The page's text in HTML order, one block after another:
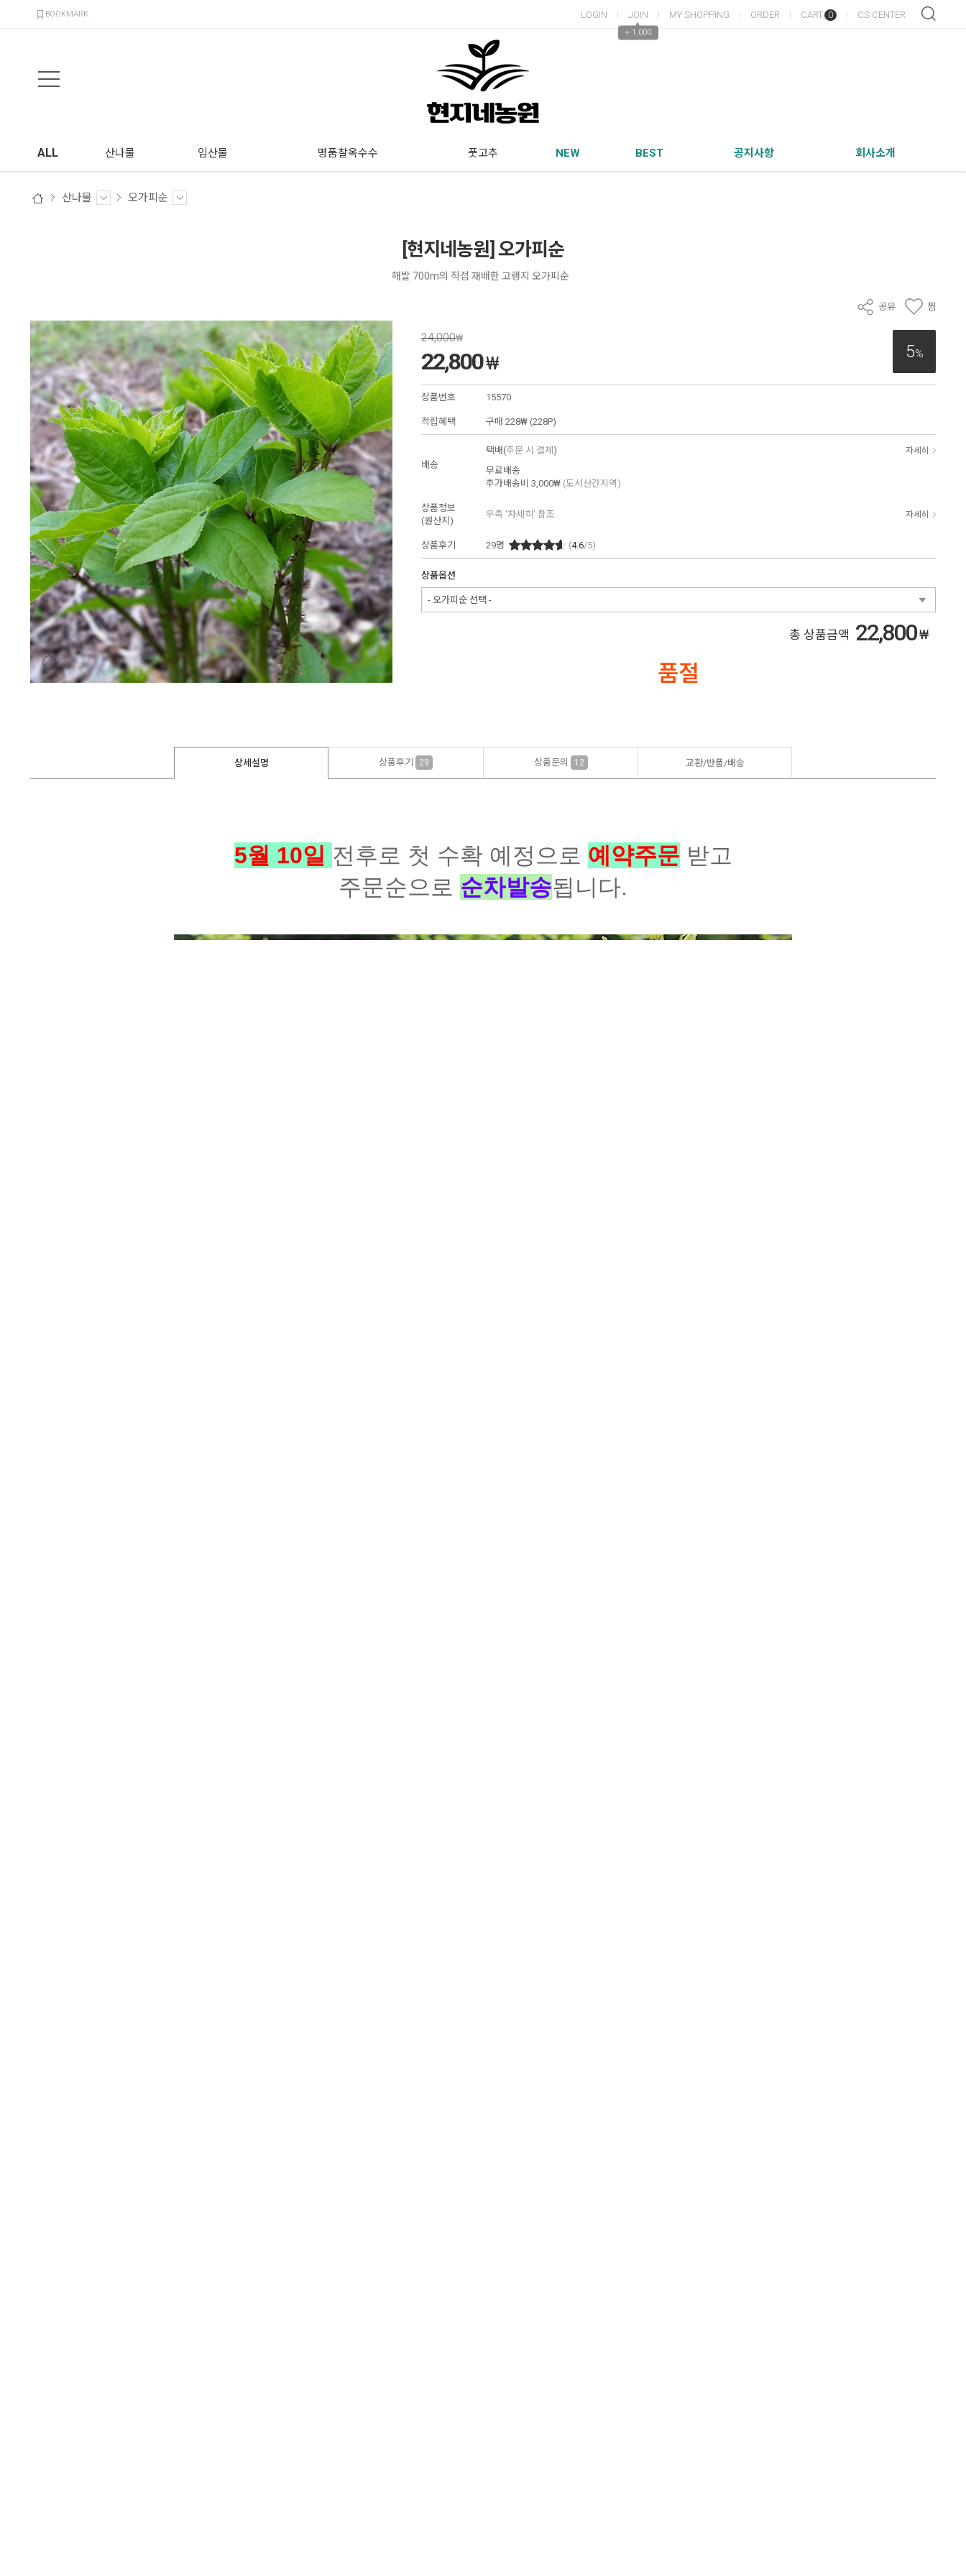
BOOKMARK LOGIN JOIN
▲
+ 1,000
MY SHOPPING ORDER CART 0 CS CENTER
ALL 산나물 임산물 명품찰옥수수 풋고추 NEW BEST 공지사항 회사소개
산나물 오가피순
[현지네농원] 오가피순
해발 700m의 직접 재배한 고랭지 오가피순
공유 찜
5%
24,000₩
22,800₩
상품번호 15570
적립혜택 구매 228₩ (228P)
배송
택배(주문 시 결제 ) 자세히
무료배송
추가배송비 3,000₩ (도서산간지역)
상품정보
(원산지)
우측 '자세히' 참조 자세히
상품후기 29명 (4.6/5)
상품옵션
- 오가피순 선택 -
총 상품금액 22,800₩
품절
상세설명 상품후기 29 상품문의 12 교환/반품/배송
5월 10일 전후로 첫 수확예정으로 예약주문 받고
주문순으로 순차발송됩니다.